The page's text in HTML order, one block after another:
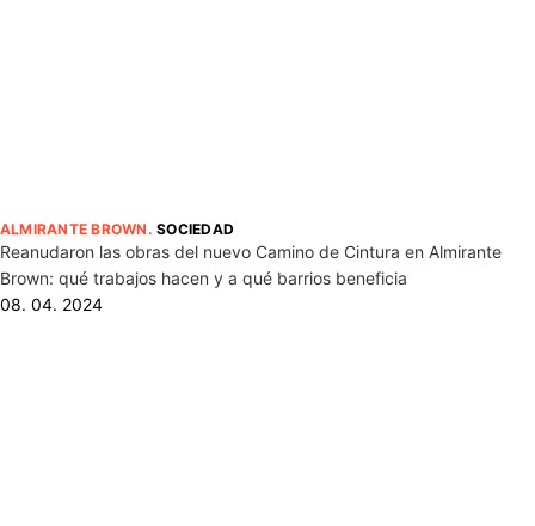
ALMIRANTE BROWN .SOCIEDAD
Reanudaron las obras del nuevo Camino de Cintura en Almirante
Brown: qué trabajos hacen y a qué barrios beneficia
08. 04. 2024